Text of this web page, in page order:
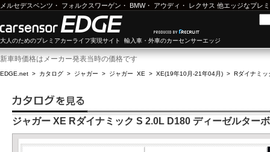
メルセデスベンツ ・ フォルクスワーゲン ・ BMW・ アウディ ・ レクサス 他エッジなプレ
大人のためのプレミアカーライフ実現サイト 輸入車・外車のカーセンサーエッジ
新車時価格はメーカー発表当時の価格です
EDGE.net > カタログ > ジャガー > ジャガー XE > XE(19年10月-21年04月) > Rダイナミ
ジャガー XE Rダイナミック S 2.0L D180 ディーゼルターボ